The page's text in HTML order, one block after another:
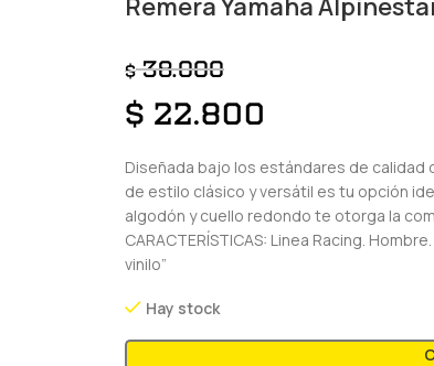
Remera Yamaha
$38.000
$ 22.800
Diseñada bajo los estándares de calidad
de estilo clásico y versátil es tu opción
algodón y cuello redondo te otorga la
CARACTERÍSTICAS: Linea Racing.
vinilo”
Hay stock